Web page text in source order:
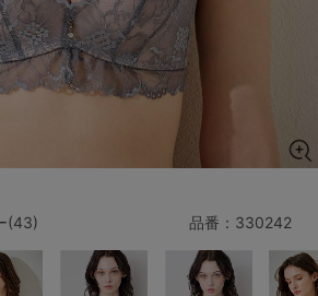
B80
C80 C85
E80 E85
てのサイズを表示する
品番： 330242
(43)